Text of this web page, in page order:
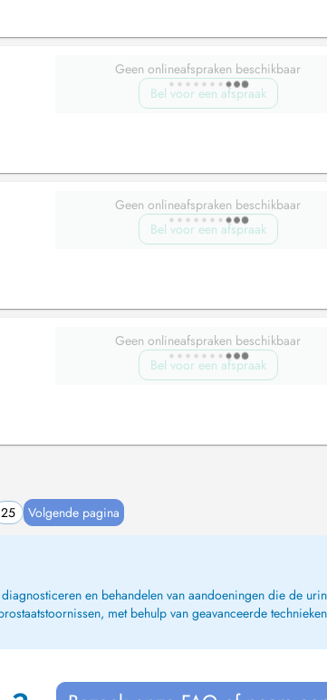
Geen onlineafspraken beschikbaar
Bel voor een afspraak
Geen onlineafspraken beschikbaar
Bel voor een afspraak
Geen onlineafspraken beschikbaar
Bel voor een afspraak
25 Volgende pagina
en behandelen van aandoeningen die de
met behulp van geavanceerde